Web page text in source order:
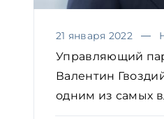
21 января 2022
Управляющий
Валентин
одним из самых
юр...